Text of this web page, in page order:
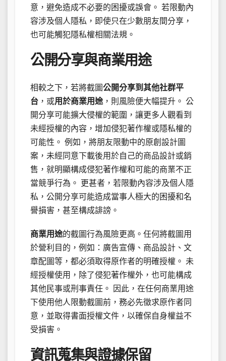
意，避免造成不必要的困擾或誤會。 若限動內
容涉及個人隱私，即使只在少數朋友間分享，
也可能觸犯隱私權相關法規。
公開分享與商業用途
相較之下，若將截圖公開分享到其他社群平
台 ，或用於商業用途，則風險便大幅提升。 公
開分享可能擴大侵權的範圍，讓更多人觀看到
未經授權的內容，增加侵犯著作權或隱私權的
可能性。 例如，將朋友限動中的原創設計圖
案，未經同意下載後用於自己的商品設計或銷
售，就明顯構成侵犯著作權和可能的商業不正
當競爭行為。 更甚者，若限動內容涉及個人隱
私，公開分享可能造成當事人極大的困擾和名
譽損害，甚至構成誹謗。
商業用途的截圖行為風險更高。任何將截圖用
於營利目的，例如：廣告宣傳、商品設計、文
章配圖等，都必須取得原作者的明確授權。 未
經授權使用，除了侵犯著作權外，也可能構成
其他民事或刑事責任。 因此，在任何商業用途
下使用他人限動截圖前，務必先徵求原作者同
意，並取得書面授權文件，以確保自身權益不
受損害。
資訊蒐集與證據保留